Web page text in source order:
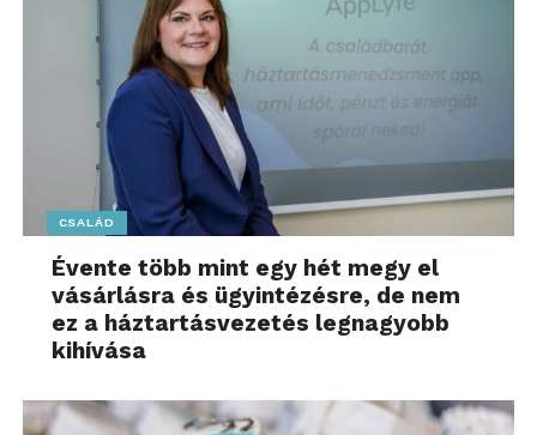
CSALÁD
Évente több mint egy hét megy el
vásárlásra és ügyintézésre, de nem
ez a háztartásvezetés legnagyobb
kihívása